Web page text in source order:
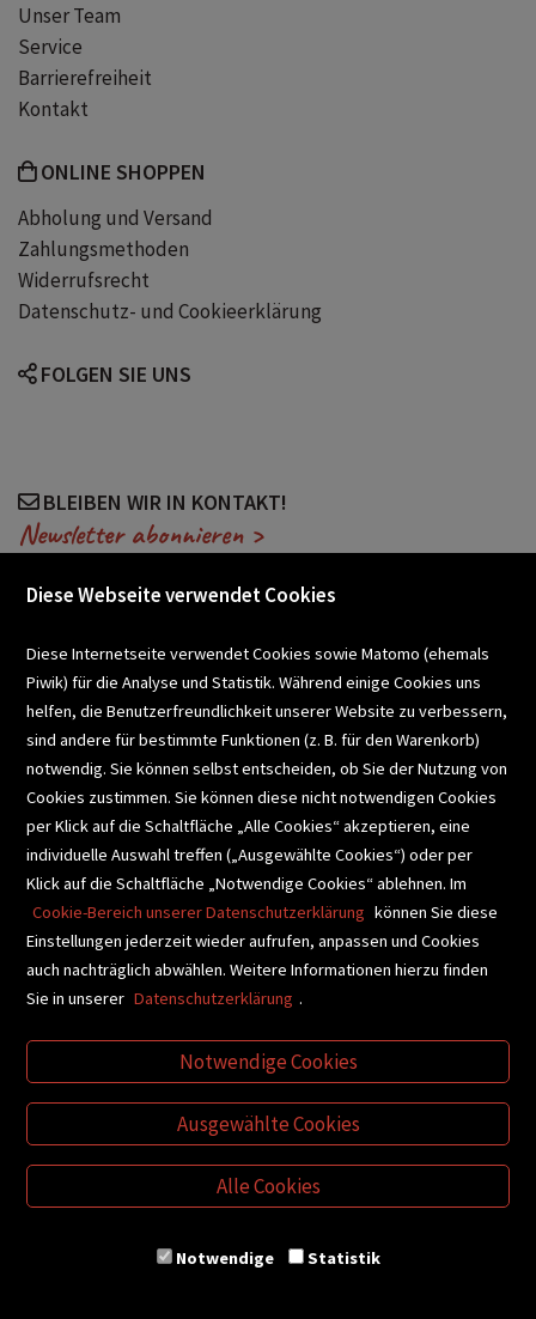
Unser Team
Service
Barrierefreiheit
Kontakt
ONLINE SHOPPEN
Abholung und Versand
Zahlungsmethoden
Widerrufsrecht
Datenschutz- und Cookieerklärung
FOLGEN SIE UNS
BLEIBEN WIR IN KONTAKT!
Newsletter abonnieren >
SCHULBUCHSERVICE
BUCHEMPFEHLUNGEN
BIBLIOTHEKSSERVICE
VIDEO-TIPPS
VERTRAG WIDERRUFEN
© Buchhandlung Plautz GmbH
Diese Webseite verwendet Cookies
Diese Internetseite verwendet Cookies sowie Matomo (ehemals
Piwik) für die Analyse und Statistik. Während einige Cookies uns
helfen, die Benutzerfreundlichkeit unserer Website zu verbessern,
sind andere für bestimmte Funktionen (z. B. für den Warenkorb)
notwendig. Sie können selbst entscheiden, ob Sie der Nutzung von
Cookies zustimmen. Sie können diese nicht notwendigen Cookies
per Klick auf die Schaltfläche „Alle Cookies“ akzeptieren, eine
individuelle Auswahl treffen („Ausgewählte Cookies“) oder per
Klick auf die Schaltfläche „Notwendige Cookies“ ablehnen. Im
Cookie-Bereich unserer Datenschutzerklärung können Sie diese
Einstellungen jederzeit wieder aufrufen, anpassen und Cookies
auch nachträglich abwählen. Weitere Informationen hierzu finden
Sie in unserer Datenschutzerklärung .
Notwendige Cookies
Ausgewählte Cookies
Alle Cookies
Notwendige Statistik